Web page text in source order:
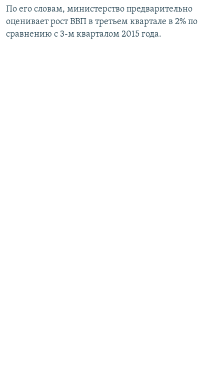
По его словам, министерство предварительно
оценивает рост ВВП в третьем квартале в 2% по
сравнению с 3-м кварталом 2015 года.